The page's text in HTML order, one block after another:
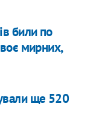
били по
мирних,
ще 520